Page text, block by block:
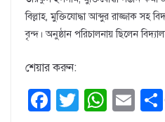
বিল্লাহ, মুক্তিযোদ্ধা আব্দুর রাজ্জাক সহ
বৃন্দ। অনুষ্ঠান পরিচালনায় ছিলেন
শেয়ার করুন:
F
T
W E